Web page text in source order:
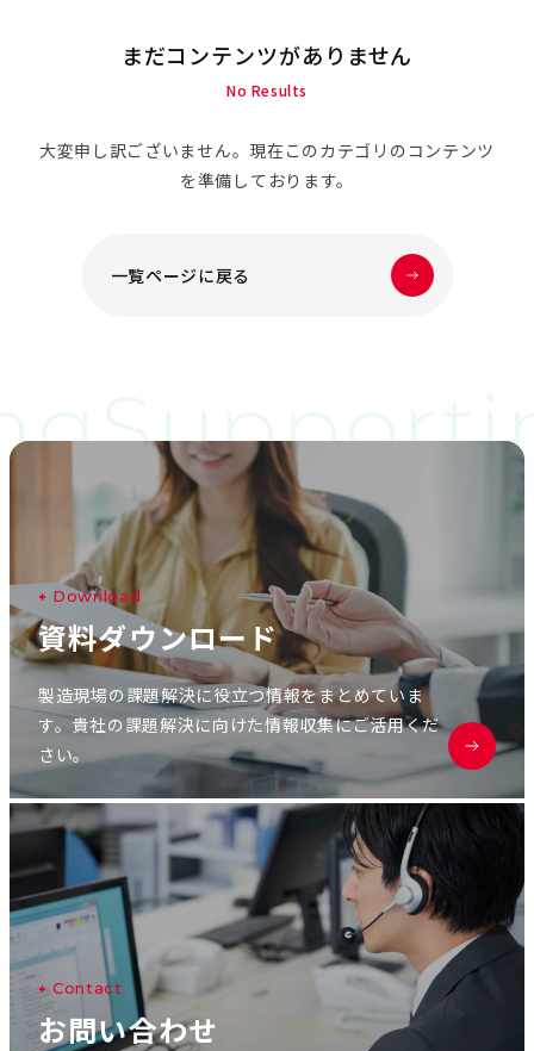
まだコンテンツがありません
No Results
大変申し訳ございません。現在このカテゴリのコンテンツ
を準備しております。
一覧ページに戻る
Download
資料ダウンロー ド
製造現場の課題解決に役立つ情報をまとめていま
す。貴社の課題解決に向けた情報収集にご活用くだ
さい。
Contact
お問い合わせ